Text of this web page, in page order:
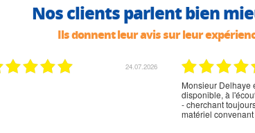
Nos clients parlent bien
Ils donnent leur avis sur leur
02.07.2026
rien à signaler, très